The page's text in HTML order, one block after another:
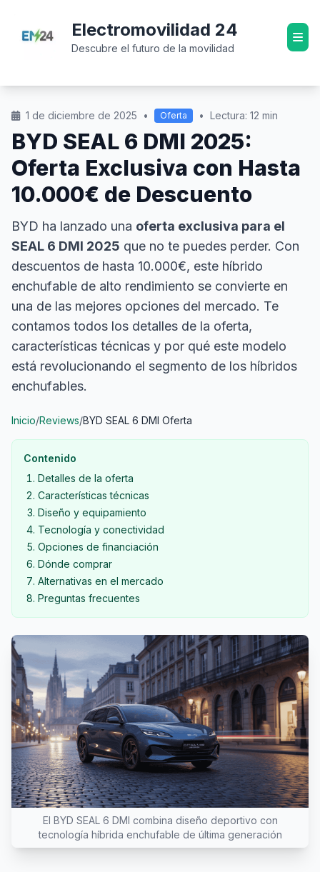
Electromovilidad 24
Descubre el futuro de la movilidad
1 de diciembre de 2025 • Oferta • Lectura: 12 min
BYD SEAL 6 DMI 2025:
Oferta Exclusiva con Hasta
10.000€ de Descuento
BYD ha lanzado una oferta exclusiva para el
SEAL 6 DMI 2025 que no te puedes perder. Con
descuentos de hasta 10.000€, este híbrido
enchufable de alto rendimiento se convierte en
una de las mejores opciones del mercado. Te
contamos todos los detalles de la oferta,
características técnicas y por qué este modelo
está revolucionando el segmento de los híbridos
enchufables.
Inicio/Reviews/BYD SEAL 6 DMI Oferta
Contenido
Detalles de la oferta
Características técnicas
Diseño y equipamiento
Tecnología y conectividad
Opciones de financiación
Dónde comprar
Alternativas en el mercado
Preguntas frecuentes
El BYD SEAL 6 DMI combina diseño deportivo con
tecnología híbrida enchufable de última generación